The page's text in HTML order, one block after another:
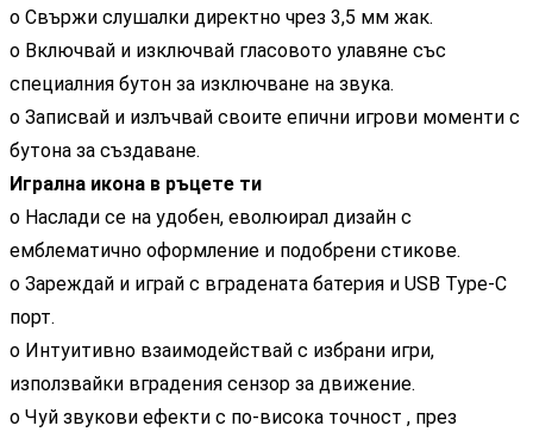
o Свържи слушалки директно чрез 3,5 мм жак.
o Включвай и изключвай гласовото улавяне със
специалния бутон за изключване на звука.
o Записвай и излъчвай своите епични игрови моменти с
бутона за създаване.
Игрална икона в ръцете ти
o Наслади се на удобен, еволюирал дизайн с
емблематично оформление и подобрени стикове.
o Зареждай и играй с вградената батерия и USB Type-C
порт.
o Интуитивно взаимодействай с избрани игри,
използвайки вградения сензор за движение.
o Чуй звукови ефекти с по-висока точност , през